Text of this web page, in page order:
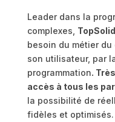
Leader dans la
complexes,
besoin du métier
son utilisateur, par
programmation.
accès à tous les
la possibilité de
fidèles et optimisés.